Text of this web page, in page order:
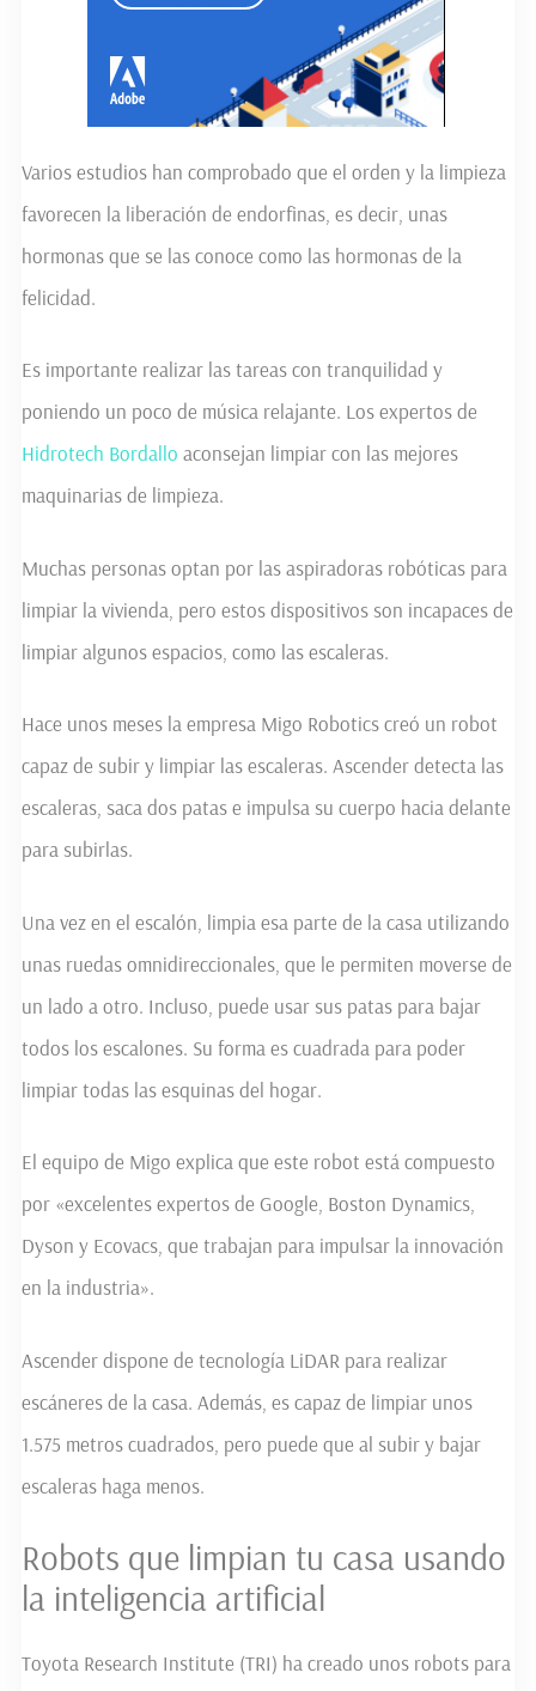
Varios estudios han comprobado que el orden y la limpieza
favorecen la liberación de endorfinas, es decir, unas
hormonas que se las conoce como las hormonas de la
felicidad.
Es importante realizar las tareas con tranquilidad y
poniendo un poco de música relajante. Los expertos de
Hidrotech Bordallo aconsejan limpiar con las mejores
maquinarias de limpieza.
Muchas personas optan por las aspiradoras robóticas para
limpiar la vivienda, pero estos dispositivos son incapaces de
limpiar algunos espacios, como las escaleras.
Hace unos meses la empresa Migo Robotics creó un robot
capaz de subir y limpiar las escaleras. Ascender detecta las
escaleras, saca dos patas e impulsa su cuerpo hacia delante
para subirlas.
Una vez en el escalón, limpia esa parte de la casa utilizando
unas ruedas omnidireccionales, que le permiten moverse de
un lado a otro. Incluso, puede usar sus patas para bajar
todos los escalones. Su forma es cuadrada para poder
limpiar todas las esquinas del hogar.
El equipo de Migo explica que este robot está compuesto
por «excelentes expertos de Google, Boston Dynamics,
Dyson y Ecovacs, que trabajan para impulsar la innovación
en la industria».
Ascender dispone de tecnología LiDAR para realizar
escáneres de la casa. Además, es capaz de limpiar unos
1.575 metros cuadrados, pero puede que al subir y bajar
escaleras haga menos.
Robots que limpian tu casa usando
la inteligencia artificial
Toyota Research Institute (TRI) ha creado unos robots para